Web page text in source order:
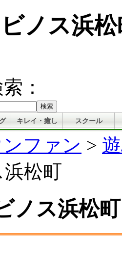
ノス浜
：
キレイ・癒し スクール
ファン >
松町
ノス浜松町